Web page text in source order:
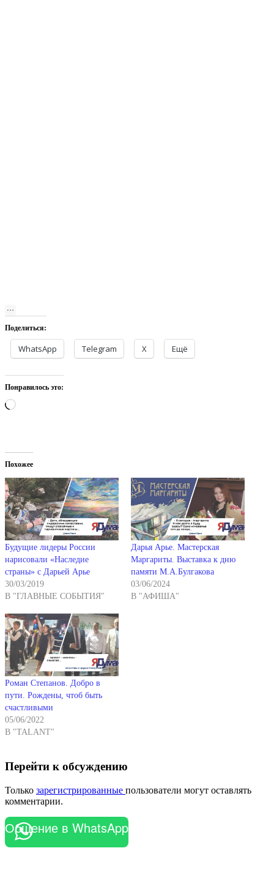
Поделиться:
WhatsApp Telegram X Ещё
Понравилось это:
Загрузка…
Похожее
Будущие лидеры России
нарисовали «Наследие
страны» с Дарьей Арье
30/03/2019
В "ГЛАВНЫЕ СОБЫТИЯ"
Дарья Арье. Мастерская
Маргариты. Выставка к дню
памяти М.А.Булгакова
03/06/2024
В "АФИША"
Роман Степанов. Добро в
пути. Рождены, чтоб быть
счастливыми
05/06/2022
В "TALANT"
Перейти к обсуждению
Только зарегистрированные пользователи могут оставлять
комментарии.
Общение в WhatsApp